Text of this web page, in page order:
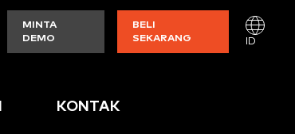
MINTA
DEMO
BELI
SEKARANG
ID
KONTAK